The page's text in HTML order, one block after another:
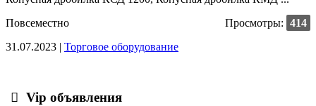
Повсеместно
Просмотры: 414
31.07.2023 | Торговое оборудование
Vip объявления